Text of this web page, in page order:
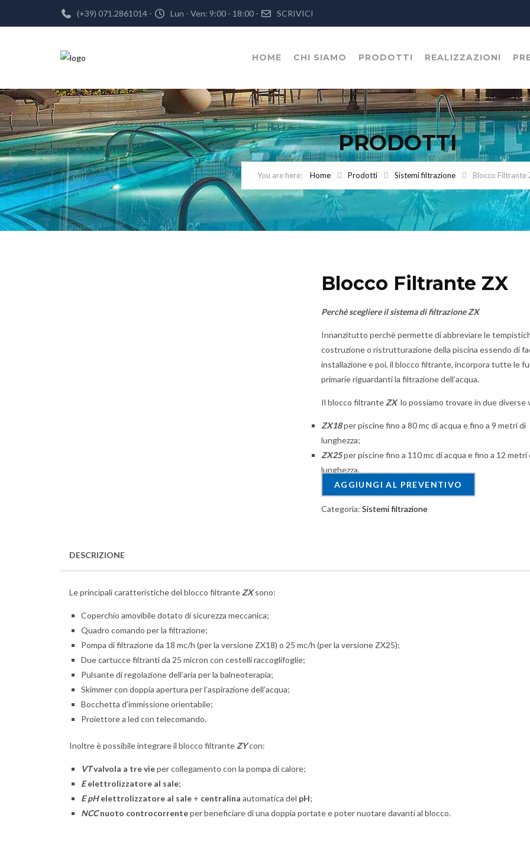
(+39) 071.2861014 - Lun - Ven: 9:00 - 18:00 - SCRIVICI
HOME CHI SIAMO PRODOTTI REALIZZAZIONI
PRODOTTI
Home Prodotti Sistemi filtrazione Blocco Filtrante
Blocco Filtrante ZX
Perchè scegliere il sistema di filtrazione ZX
Innanzitutto perchè permette di abbreviare le
costruzione o ristrutturazione della piscina essendo di
installazione e poi, il blocco filtrante, incorpora tutte le
primarie riguardanti la filtrazione dell’acqua.
Il blocco filtrante ZX lo possiamo trovare in due diverse
ZX18per piscine fino a 80 mc di acqua e fino a 9 metri di
lunghezza;
ZX25per piscine fino a 110 mc di acqua e fino a 12 metri
lunghezza.
AGGIUNGI AL PREVENTIVO
Categoria: Sistemi filtrazione
DESCRIZIONE
Le principali caratteristiche del blocco filtrante ZXsono:
Coperchio amovibile dotato di sicurezza meccanica;
Quadro comando per la filtrazione;
Pompa di filtrazione da 18 mc/h (per la versione ZX18) o 25 mc/h (per la versione ZX25);
Due cartucce filtranti da 25 micron con cestelli raccoglifoglie;
Pulsante di regolazione dell’aria per la balneoterapia;
Skimmer con doppia apertura per l’aspirazione dell’acqua;
Bocchetta d’immissione orientabile;
Proiettore a led con telecomando.
Inoltre è possibile integrare il blocco filtrante ZYcon:
VTvalvola a tre vieper collegamento con la pompa di calore;
E elettrolizzatore al sale;
E pH elettrolizzatore al sale + centralina automatica del pH;
NCC nuoto controcorrenteper beneficiare di una doppia portate e poter nuotare davanti al blocco.